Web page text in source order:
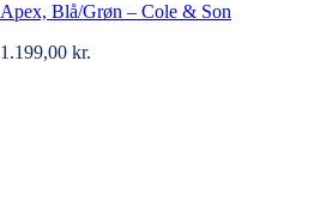
Apex, Blå/Grøn – Cole & Son
1.199,00 kr.